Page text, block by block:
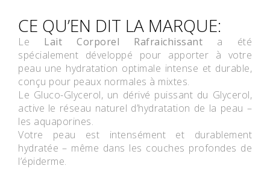
CE QU’EN DIT LA MARQUE:
Le Lait Corporel Rafraichissant a été
spécialement développé pour apporter à votre
peau une hydratation optimale intense et durable,
conçu pour peaux normales à mixtes.
Le Gluco-Glycerol, un dérivé puissant du Glycerol,
active le réseau naturel d’hydratation de la peau –
les aquaporines.
Votre peau est intensément et durablement
hydratée – même dans les couches profondes de
l’épiderme.